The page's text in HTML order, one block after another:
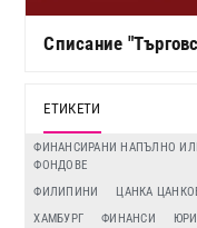
Списание
ЕТИКЕТИ
ФИНАНСИРАНИ НАПЪЛНО
ФОНДОВЕ
ФИЛИПИНИ
ЦАНКА
ХАМБУРГ
ФИНАНСИ